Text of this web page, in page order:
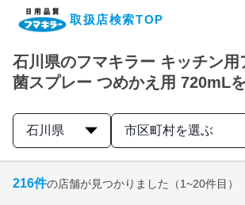
取扱店検索TOP
企業・IR情報サイト
製品情報サイト
石川県のフマキラー キッチン用
菌スプレー つめかえ用 720mL
石川県 市区町村を選ぶ
216件の店舗が見つかりました （1~20件目）